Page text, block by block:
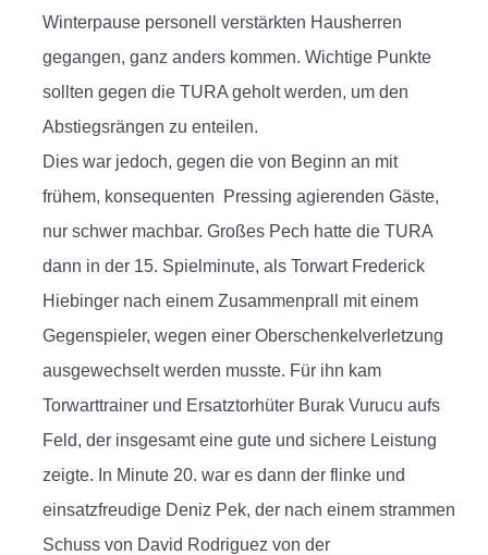
Winterpause personell verstärkten Hausherren
gegangen, ganz anders kommen. Wichtige Punkte
sollten gegen die TURA geholt werden, um den
Abstiegsrängen zu enteilen.
Dies war jedoch, gegen die von Beginn an mit
frühem, konsequenten Pressing agierenden Gäste,
nur schwer machbar. Großes Pech hatte die TURA
dann in der 15. Spielminute, als Torwart Frederick
Hiebinger nach einem Zusammenprall mit einem
Gegenspieler, wegen einer Oberschenkelverletzung
ausgewechselt werden musste. Für ihn kam
Torwarttrainer und Ersatztorhüter Burak Vurucu aufs
Feld, der insgesamt eine gute und sichere Leistung
zeigte. In Minute 20. war es dann der flinke und
einsatzfreudige Deniz Pek, der nach einem strammen
Schuss von David Rodriguez von der